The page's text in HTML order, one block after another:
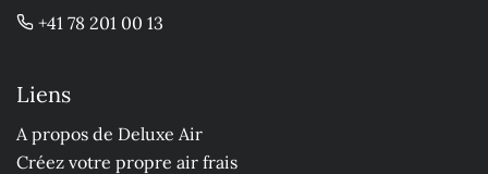
+41 78 201 00 13
Liens
A propos de Deluxe Air
Créez votre propre air frais